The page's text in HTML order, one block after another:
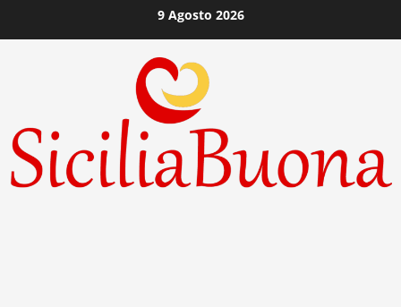
al
9 Agosto 2026